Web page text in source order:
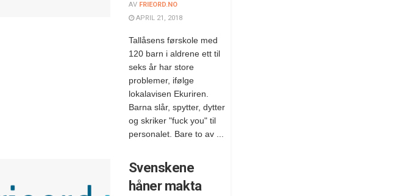
AV FRIEORD.NO
APRIL 21, 2018
Tallåsens førskole med
120 barn i aldrene ett til
seks år har store
problemer, ifølge
lokalavisen Ekuriren.
Barna slår, spytter, dytter
og skriker "fuck you" til
personalet. Bare to av ...
Svenskene
håner makta